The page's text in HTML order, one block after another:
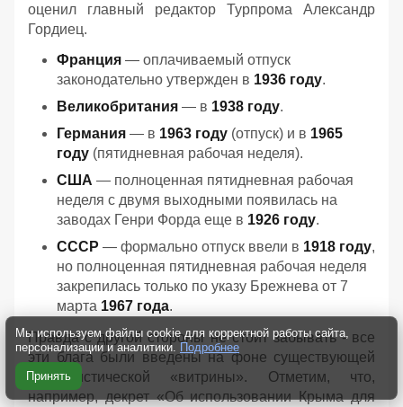
оценил главный редактор Турпрома Александр
Гордиец.
Франция — оплачиваемый отпуск
законодательно утвержден в 1936 году.
Великобритания — в 1938 году.
Германия — в 1963 году (отпуск) и в 1965
году (пятидневная рабочая неделя).
США — полноценная пятидневная рабочая
неделя с двумя выходными появилась на
заводах Генри Форда еще в 1926 году.
СССР — формально отпуск ввели в 1918 году,
но полноценная пятидневная рабочая неделя
закрепилась только по указу Брежнева от 7
марта 1967 года.
Правда с другой стороны не стоит забывать - все
эти блага были введены на фоне существующей
социалистической «витрины». Отметим, что,
например, декрет «Об использовании Крыма для
Мы используем файлы cookie для корректной работы сайта,
персонализации и аналитики. Подробнее
Принять